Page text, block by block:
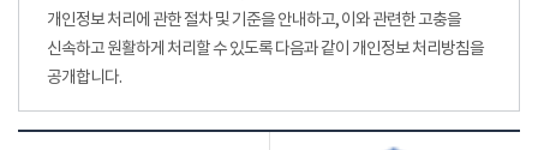
개인정보 처리에 관한 절차 및 기준을 안내하고, 이와 관련한 고충을
신속하고 원활하게 처리할 수 있도록 다음과 같이 개인정보 처리방침을
공개합니다.